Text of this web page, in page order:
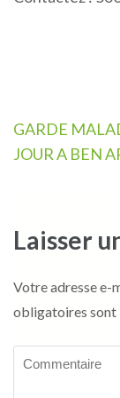
de
GARDE
JOUR A BEN
Laisser
Votre adresse e-
obligatoires sont
Commentaire